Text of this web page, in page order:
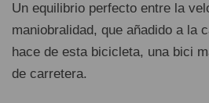
Un equilibrio perfecto entre la
maniobralidad, que añadido a la
hace de esta bicicleta, una bici
de carretera.